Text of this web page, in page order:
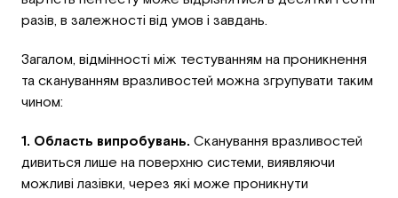
разів, в залежності від умов і завдань.
Загалом, відмінності між тестуванням на проникнення
та скануванням вразливостей можна згрупувати таким
чином:
1. Область випробувань. Сканування вразливостей
дивиться лише на поверхню системи, виявляючи
можливі лазівки, через які може проникнути